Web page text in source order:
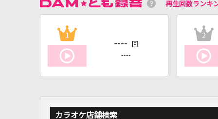
再生回数ランキ
1
---- 回
----
2
カラオケ店舗検索